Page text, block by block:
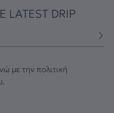
LATEST DRIP
με την πολιτική